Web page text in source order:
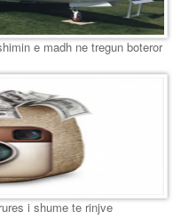
e madh ne tregun boteror
i shume te rinjve